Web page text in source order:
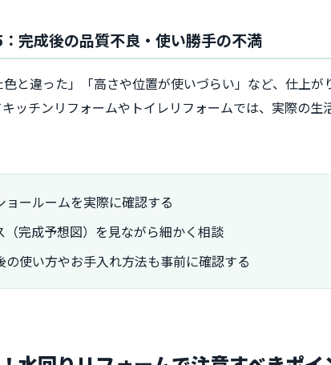
完成後の品質不良・使い勝手の不満
色と違った」「高さや位置が使いづらい」など、仕上
ッチンリフォームやトイレリフォームでは、実際の生
ョールームを実際に確認する
（完成予想図）を見ながら細かく相談
の使い方やお手入れ方法も事前に確認する